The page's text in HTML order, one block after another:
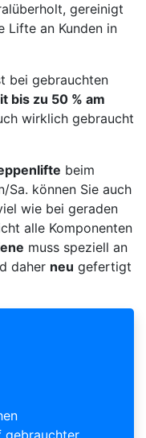
gereinigt
Lifte an Kunden in
bei gebrauchten
bis zu 50 % am
wirklich gebraucht
beim
Sa. können Sie auch
wie bei geraden
alle Komponenten
muss speziell an
daher neu gefertigt